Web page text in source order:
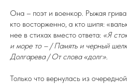
Она – поэт и военкор. Рыжая
кто восторженно, а кто шипя:
нее в стихах вместо ответа: «Я
и море то – / Память и черный
Долгарева / От слова «долг».
Только что вернулась из